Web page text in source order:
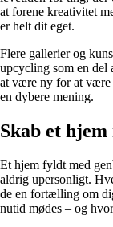
at forene kreativitet
er helt dit eget.
Flere gallerier og
upcycling som en del
at være ny for at
en dybere mening.
Skab et
Et hjem fyldt med
aldrig upersonligt.
de en fortælling om
nutid mødes – og